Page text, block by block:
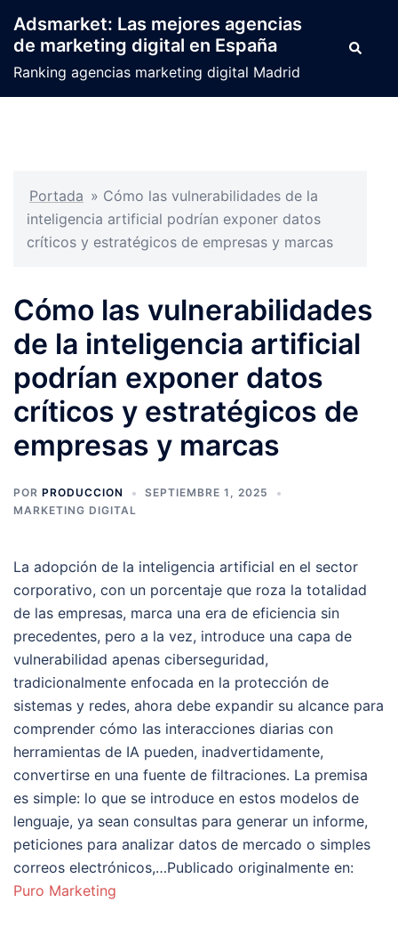
contenido
Adsmarket: Las mejores agencias
de marketing digital en España
Ranking agencias marketing digital Madrid
Buscar
Portada » Cómo las vulnerabilidades de la
inteligencia artificial podrían exponer datos
críticos y estratégicos de empresas y marcas
Cómo las vulnerabilidades
de la inteligencia artificial
podrían exponer datos
críticos y estratégicos de
empresas y marcas
POR PRODUCCION
SEPTIEMBRE 1, 2025
MARKETING DIGITAL
La adopción de la inteligencia artificial en el sector
corporativo, con un porcentaje que roza la totalidad
de las empresas, marca una era de eficiencia sin
precedentes, pero a la vez, introduce una capa de
vulnerabilidad apenas ciberseguridad,
tradicionalmente enfocada en la protección de
sistemas y redes, ahora debe expandir su alcance para
comprender cómo las interacciones diarias con
herramientas de IA pueden, inadvertidamente,
convertirse en una fuente de filtraciones. La premisa
es simple: lo que se introduce en estos modelos de
lenguaje, ya sean consultas para generar un informe,
peticiones para analizar datos de mercado o simples
correos electrónicos,…Publicado originalmente en:
Puro Marketing